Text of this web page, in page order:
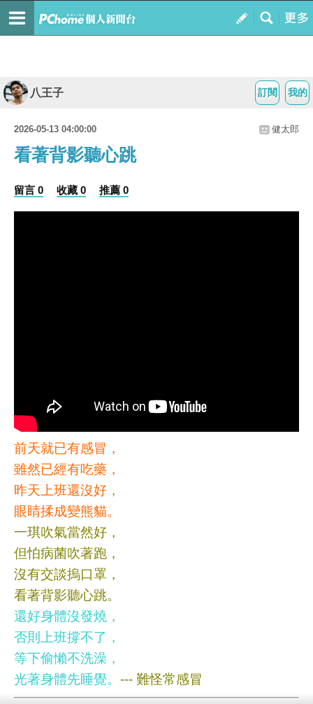
我的
訂閱
八王子
2026-05-13 04:00:00 健太郎
看著背影聽心跳
留言 0 收藏 0 推薦 0
前天就已有感冒，
雖然已經有吃藥，
昨天上班還沒好，
眼睛揉成變熊貓。
一琪吹氣當然好，
但怕病菌吹著跑，
沒有交談摀口罩 ，
看著背影聽心跳。
還好身體沒發燒，
否則上班撐不了，
等下偷懶不洗澡，
光著身體先睡覺。 --- 難怪常感冒